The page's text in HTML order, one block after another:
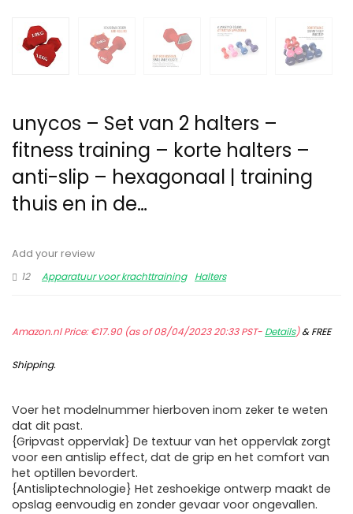
unycos – Set van 2 halters –
fitness training – korte halters –
anti-slip – hexagonaal | training
thuis en in de…
Add your review
12
Apparatuur voor krachttraining Halters
Amazon.nl Price:€17.90(as of 08/04/2023 20:33 PST- Details)&FREE
Shipping.
Voer het modelnummer hierboven inom zeker te weten
dat dit past.
{Gripvast oppervlak} De textuur van het oppervlak zorgt
voor een antislip effect, dat de grip en het comfort van
het optillen bevordert.
{Antisliptechnologie} Het zeshoekige ontwerp maakt de
opslag eenvoudig en zonder gevaar voor ongevallen.